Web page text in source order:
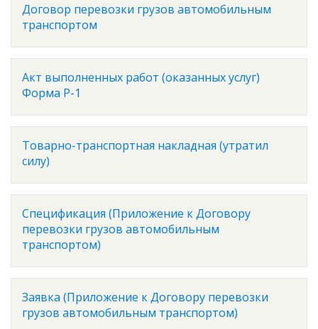
Договор перевозки грузов автомобильным
транспортом
Акт выполненных работ (оказанных услуг)
Форма Р-1
Товарно-транспортная накладная (утратил
силу)
Спецификация (Приложение к Договору
перевозки грузов автомобильным
транспортом)
Заявка (Приложение к Договору перевозки
грузов автомобильным транспортом)